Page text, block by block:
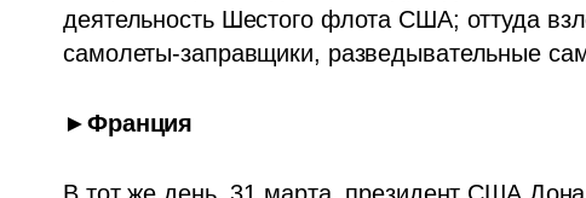
деятельность Шестого флота США; оттуда
самолеты-заправщики, разведывательные
►Франция